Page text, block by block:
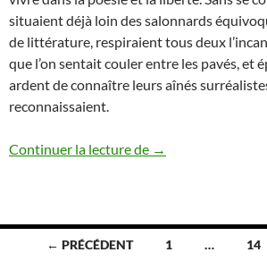
situaient déjà loin des salonnards
de littérature, respiraient tous deux
que l’on sentait couler entre les pavés, et
ardent de connaître leurs aînés
reconnaissaient.
Continuer la lecture de Jean Bazin &
→
Navigation
← PRÉCÉDENT 1 … 14